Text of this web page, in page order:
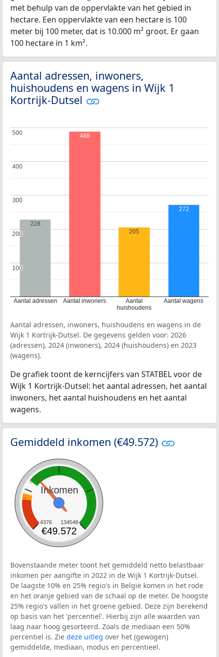
met behulp van de oppervlakte van het gebied in
hectare. Een oppervlakte van een hectare is 100
meter bij 100 meter, dat is 10.000 m² groot. Er gaan
100 hectare in 1 km².
Aantal adressen, inwoners,
huishoudens en wagens in Wijk 1
Kortrijk-Dutsel
Aantal adressen Aantal inwoners
Aantal
huishoudens
Aantal wagens
100
100
200
200
300
300
400
400
500
500
228
488
205
272
Aantal adressen, inwoners, huishoudens en wagens in de
Wijk 1 Kortrijk-Dutsel. De gegevens gelden voor: 2026
(adressen), 2024 (inwoners), 2024 (huishoudens) en 2023
(wagens).
De grafiek toont de kerncijfers van STATBEL voor de
Wijk 1 Kortrijk-Dutsel: het aantal adressen, het aantal
inwoners, het aantal huishoudens en het aantal
wagens.
Gemiddeld inkomen (€49.572)
Inkomen
4376 134548
€49.572
Bovenstaande meter toont het gemiddeld netto belastbaar
inkomen per aangifte in 2022 in de Wijk 1 Kortrijk-Dutsel.
De laagste 10% en 25% regio's in België komen in het rode
en het oranje gebied van de schaal op de meter. De hoogste
25% regio's vallen in het groene gebied. Deze zijn berekend
op basis van het 'percentiel'. Hierbij zijn alle waarden van
laag naar hoog gesorteerd. Zoals de mediaan een 50%
percentiel is. Zie deze uitleg over het (gewogen)
gemiddelde, mediaan, modus en percentieel.